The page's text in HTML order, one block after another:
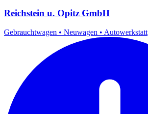
Reichstein u. Opitz GmbH
Gebrauchtwagen • Neuwagen • Autowerkstatt